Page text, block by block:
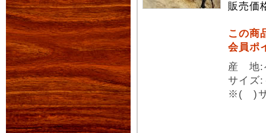
販売価
この商
会員ポ
産 地:
サイズ
※( )サ